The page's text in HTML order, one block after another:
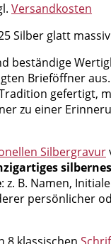
€.
Versandkosten
Silber glatt
beständige
Brieföffner
gefertigt,
zu einer
Silbergravur
: z. B. Namen,
persönlicher